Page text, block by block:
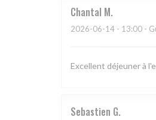
Chantal M
2026-06-14 - 13:00 -
Excellent déjeuner à
Sebastien G